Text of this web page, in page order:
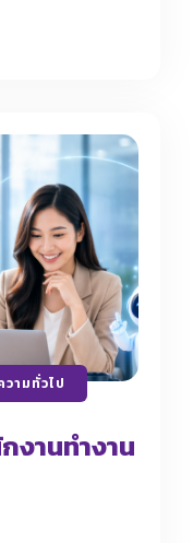
วามทั่วไป
งานทำงาน